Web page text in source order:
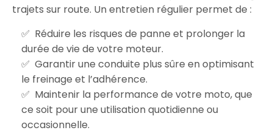
trajets sur route. Un entretien régulier permet de :
Réduire les risques de panne et prolonger la
durée de vie de votre moteur.
Garantir une conduite plus sûre en optimisant
le freinage et l’adhérence.
Maintenir la performance de votre moto, que
ce soit pour une utilisation quotidienne ou
occasionnelle.